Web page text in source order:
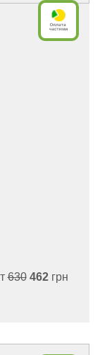
630 462грн